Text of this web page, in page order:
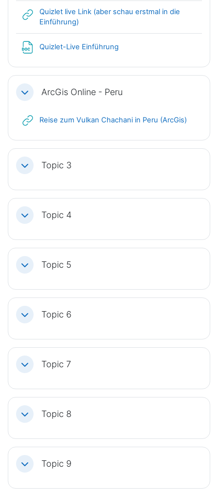
Quizlet live Link (aber schau erstmal in die
Einführung)
Quizlet-Live Einführung
EinklappenArcGis Online - Peru
Reise zum Vulkan Chachani in Peru (ArcGis)
Einklappen
Topic 3
Einklappen
Topic 4
Einklappen
Topic 5
Einklappen
Topic 6
Einklappen
Topic 7
Einklappen
Topic 8
Einklappen
Topic 9